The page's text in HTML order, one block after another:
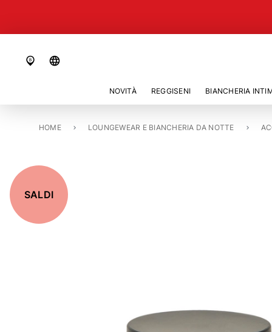
language
NOVITÀ REGGISENI BIANCHERIA
HOME LOUNGEWEAR E BIANCHERIA DA NOTTE
CANDELA «BURN. NO»
SALDI